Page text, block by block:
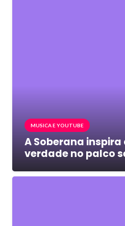
MUSICA E YOUTUBE
A Soberana
verdade no palco